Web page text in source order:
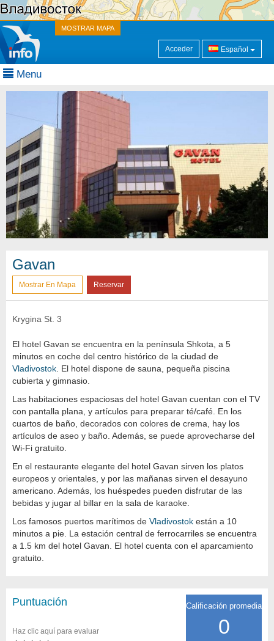
MOSTRAR MAPA
Acceder Español
Menu
Gavan
Mostrar En Mapa Reservar
Krygina St. 3
El hotel Gavan se encuentra en la península Shkota, a 5
minutos en coche del centro histórico de la ciudad de
Vladivostok. El hotel dispone de sauna, pequeña piscina
cubierta y gimnasio.
Las habitaciones espaciosas del hotel Gavan cuentan con el TV
con pantalla plana, y artículos para preparar té/café. En los
cuartos de baño, decorados con colores de crema, hay los
artículos de aseo y baño. Además, se puede aprovecharse del
Wi-Fi gratuito.
En el restaurante elegante del hotel Gavan sirven los platos
europeos y orientales, y por las mañanas sirven el desayuno
americano. Además, los huéspedes pueden disfrutar de las
bebidas y jugar al billar en la sala de karaoke.
Los famosos puertos marítimos de Vladivostok están a 10
minutos a pie. La estación central de ferrocarriles se encuentra
a 1.5 km del hotel Gavan. El hotel cuenta con el aparcamiento
gratuito.
Calificación promedia
0
Puntuación
Haz clic aquí para evaluar